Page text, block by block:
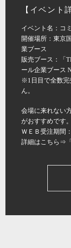
【イベント
イベント名：コ
開催場所：東京
業ブース
販売ブース：「
ール企業ブース
※1日目で全数完
ん。
会場に来れない
がおすすめです。
ＷＥＢ受注期間
詳細はこちら⇒